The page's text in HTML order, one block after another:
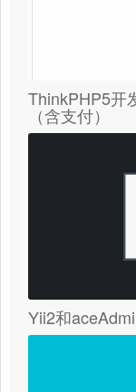
ThinkPHP5开
（含支付）
Yii2和